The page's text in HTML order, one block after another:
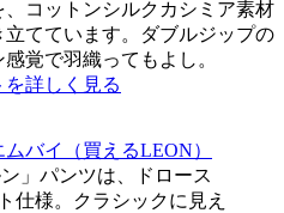
コットンシルクカシミア素材
てています。ダブルジップの
覚で羽織ってもよし。
詳しく見る
」パンツは、ドロース
仕様。クラシックに見え